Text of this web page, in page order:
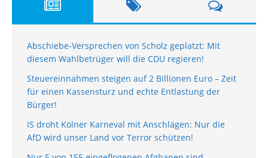
Abschiebe-Versprechen von Scholz geplatzt: Mit
diesem Wahlbetrüger will die CDU regieren!
Steuereinnahmen steigen auf 2 Billionen Euro – Zeit
für einen Kassensturz und echte Entlastung der
Bürger!
IS droht Kölner Karneval mit Anschlägen: Nur die
AfD wird unser Land vor Terror schützen!